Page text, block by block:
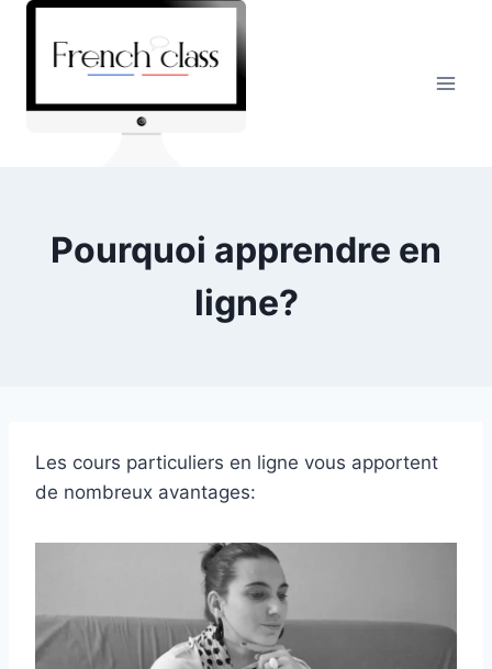
Skip
content
Pourquoi apprendre en
ligne?
Les cours particuliers en ligne vous apportent
de nombreux avantages: